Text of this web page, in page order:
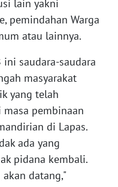
lain yakni
pemindahan Warga
atau lainnya.
saudara-saudara
masyarakat
yang telah
pembinaan
di Lapas.
ada yang
pidana kembali.
datang,"